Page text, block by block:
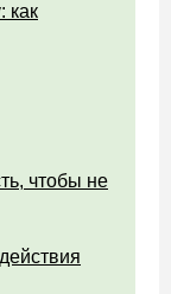
как
чтобы не